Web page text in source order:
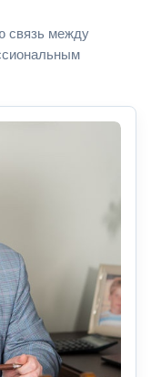
связь между